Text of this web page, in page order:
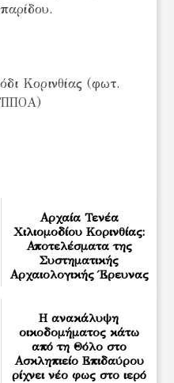
Κορινθίας (φωτ.
Αρχαία Τενέα
Χιλιομοδίου Κορινθίας:
Αποτελέσματα της
Συστηματικής
Αρχαιολογικής Έρευνας
Η ανακάλυψη
οικοδομήματος κάτω
από τη Θόλο στο
Ασκληπιείο Επιδαύρου
ρίχνει νέο φως στο ιερό